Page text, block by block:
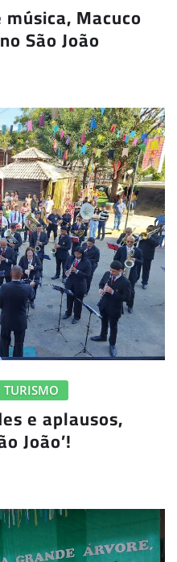
Macuco
São João
TURISMO
e aplausos,
João’!